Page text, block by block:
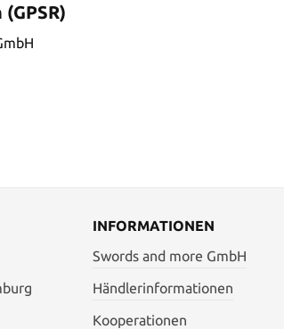
INFORMATIONEN
Swords and more GmbH
Händlerinformationen
Kooperationen